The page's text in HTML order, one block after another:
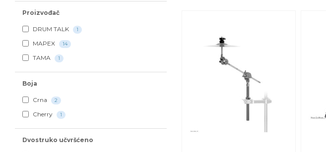
Proizvođač
DRUM TALK 1
MAPEX 14
TAMA 1
Boja
Crna 2
Cherry 1
Dvostruko učvršćeno